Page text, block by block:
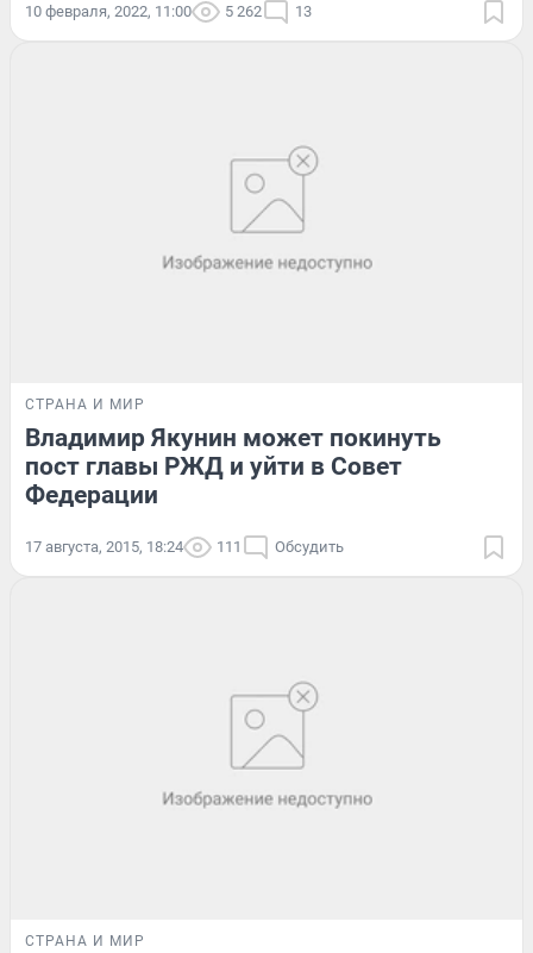
10 февраля, 2022, 11:00 5 262 13
СТРАНА И МИР
Владимир Якунин может покинуть
пост главы РЖД и уйти в Совет
Федерации
17 августа, 2015, 18:24 111 Обсудить
СТРАНА И МИР